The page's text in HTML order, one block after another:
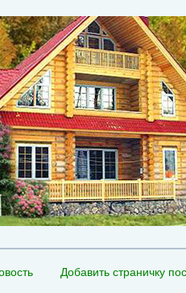
Добавить страничку